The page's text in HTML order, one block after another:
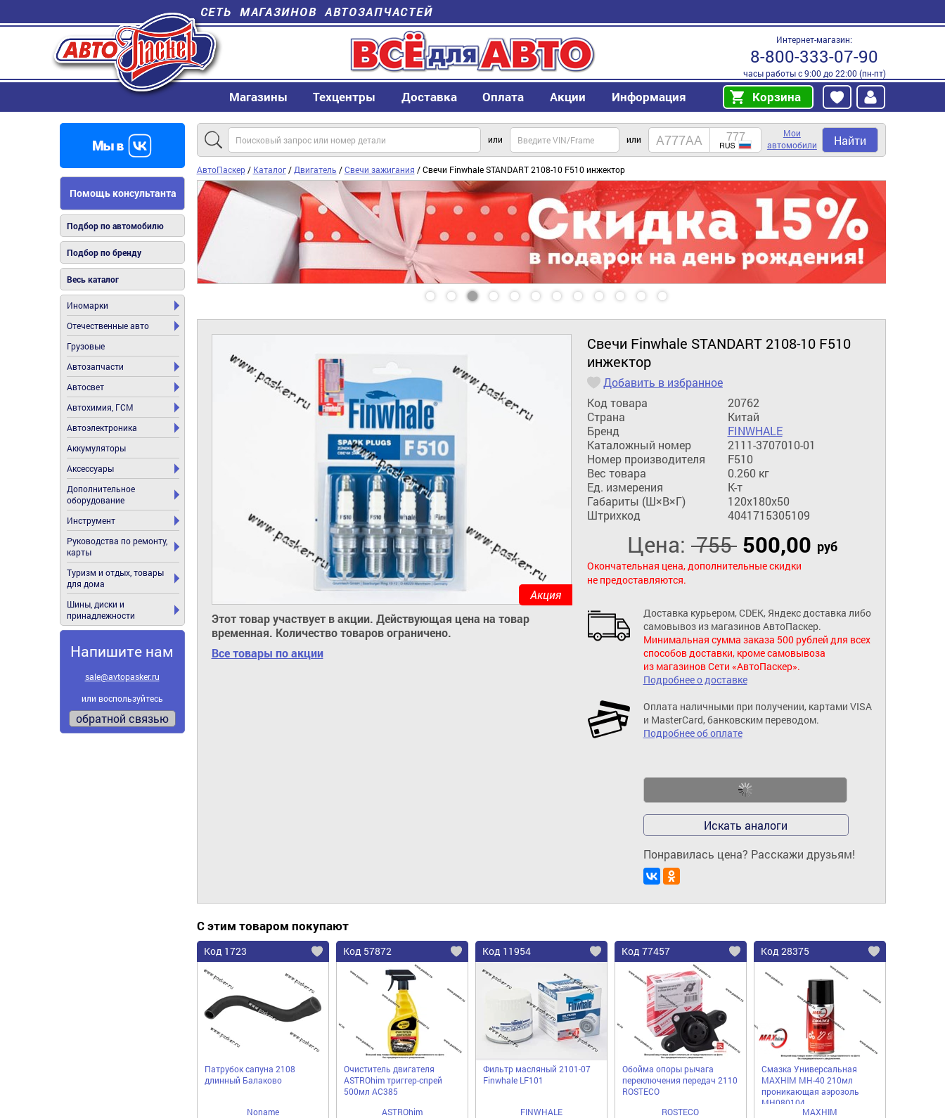
СЕТЬ МАГАЗИНОВ АВТОЗАПЧАСТЕЙ
Интернет-магазин:
8-800-333-07-90
часы работы с 9:00 до 22:00 (пн-пт)
Магазины Техцентры Доставка Оплата Акции Информация Корзина
Помощь консультанта
Подбор по автомобилю
Подбор по бренду
Весь каталог
Иномарки
Отечественные авто
Грузовые
Автозапчасти
Автосвет
Автохимия, ГСМ
Автоэлектроника
Аккумуляторы
Аксессуары
Дополнительное
оборудование
Инструмент
Руководства по ремонту,
карты
Туризм и отдых, товары
для дома
Шины, диски и
принадлежности
Напишите нам
sale@avtopasker.ru
или воспользуйтесь
обратной связью
или или
Мои
автомобили
Найти
АвтоПаскер/ Каталог/ Двигатель /Свечи зажигания / Свечи Finwhale STANDART 2108-10 F510 инжектор
Свечи Finwhale STANDART 2108-10 F510
инжектор
Добавить в избранное
Код товара
20762
Страна
Китай
Бренд
FINWHALE
Каталожный номер
2111-3707010-01
Номер производителя
F510
Вес товара
0.260 кг
Ед. измерения
К-т
Габариты (Ш×В×Г)
120x180x50
Штрихкод
4041715305109
Цена: 755 500,00 руб
Окончательная цена, дополнительные скидки
не предоставляются.
Доставка курьером, CDEK, Яндекс доставка либо
самовывоз из магазинов АвтоПаскер.
Минимальная сумма заказа 500 рублей для всех
способов доставки, кроме самовывоза
из магазинов Сети «АвтоПаскер».
Подробнее о доставке
Оплата наличными при получении, картами VISA
и MasterCard, банковским переводом.
Подробнее об оплате
Искать аналоги
Понравилась цена? Расскажи друзьям!
Этот товар участвует в акции. Действующая цена на товар
временная. Количество товаров ограничено.
Все товары по акции
Акция
С этим товаром покупают
Код 1723
Патрубок сапуна 2108
длинный Балаково
Noname
Код 57872
Очиститель двигателя
ASTROhim триггер-спрей
500мл AC385
ASTROhim
Код 11954
Фильтр масляный 2101-07
Finwhale LF101
FINWHALE
Код 77457
Обойма опоры рычага
переключения передач 2110
ROSTECO
ROSTECO
Код 28375
Смазка Универсальная
MAXHIM MH-40 210мл
проникающая аэрозоль
MH080104
MAXHIM